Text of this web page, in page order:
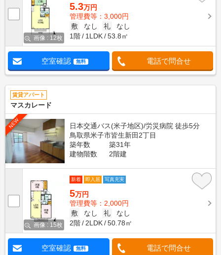
画像 : 12枚
5.3万円
管理費等：3,000円
敷
なし 礼
なし
1階
1LDK 53.8㎡
空室確認 無料 電話で問合せ
賃貸アパート
マスカレード
NEW
日本交通バス(米子地区)/労災病院 徒歩5分
鳥取県米子市皆生新田2丁目
築年数
築31年
建物階数
2階建
画像 : 15枚
新着 即入居 写真充実
5万円
管理費等：2,000円
敷
なし 礼
なし
2階
2LDK 50.78㎡
空室確認 無料 電話で問合せ